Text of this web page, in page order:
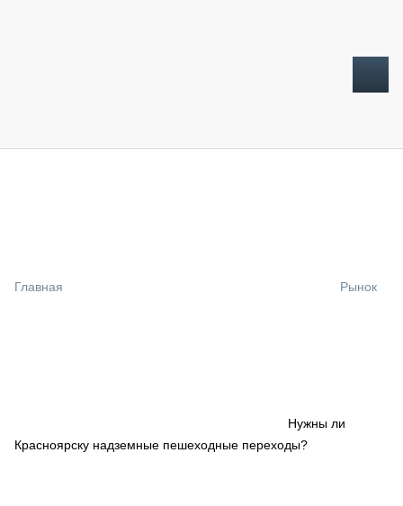
СПЕЦПРОЕКТЫ
Главная Рынок
Нужны ли
Красноярску надземные пешеходные переходы?